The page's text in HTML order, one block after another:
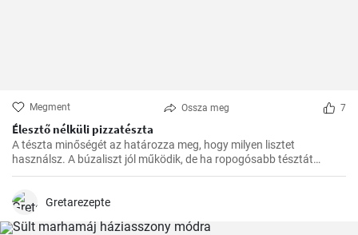
Megment Ossza meg 7
Élesztő nélküli pizzatészta
A tészta minőségét az határozza meg, hogy milyen lisztet
használsz. A búzaliszt jól működik, de ha ropogósabb tésztát
szeretnél, használj finomított lisztet.
Gretarezepte